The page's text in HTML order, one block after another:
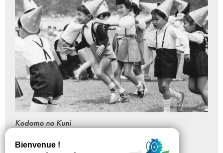
Kodomo no Kuni
Du 07 - 04 au 30 - 06 - 2018